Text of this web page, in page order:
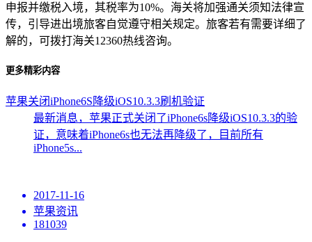
申报并缴税入境，其税率为10%。海关将加强通关须知法律宣
传，引导进出境旅客自觉遵守相关规定。旅客若有需要详细了
解的，可拨打海关12360热线咨询。
更多精彩内容
苹果关闭iPhone6S降级iOS10.3.3刷机验证
最新消息，苹果正式关闭了iPhone6s降级iOS10.3.3的验
证，意味着iPhone6s也无法再降级了，目前所有
iPhone5s...
2017-11-16
苹果资讯
181039